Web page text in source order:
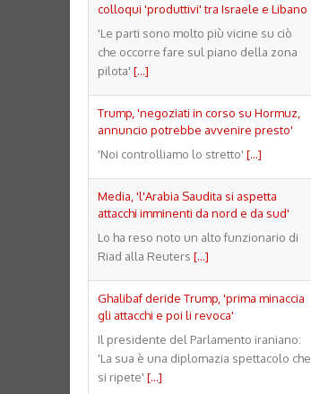
colloqui 'produttivi' tra Israele e Libano
'Le parti sono molto più vicine su ciò
che occorre fare sul piano della zona
pilota' [...]
Trump, 'negoziati in corso su Hormuz,
annuncio potrebbe avvenire presto'
'Noi controlliamo lo stretto' [...]
Media, 'l'Arabia Saudita si aspetta
attacchi imminenti da nord e da sud'
Lo ha reso noto un alto funzionario di
Riad alla Reuters [...]
Ghalibaf deride Trump, 'prima minaccia
gli attacchi e poi li revoca'
Il presidente del Parlamento iraniano:
'La sua è una diplomazia spettacolo che
si ripete' [...]